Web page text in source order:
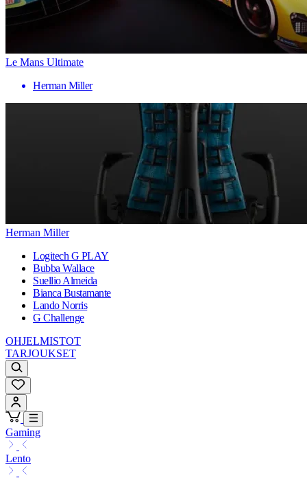
Le Mans Ultimate
Herman Miller
Herman Miller
Logitech G PLAY
Bubba Wallace
Suellio Almeida
Bianca Bustamante
Lando Norris
G Challenge
OHJELMISTOT
TARJOUKSET
Gaming
Lento